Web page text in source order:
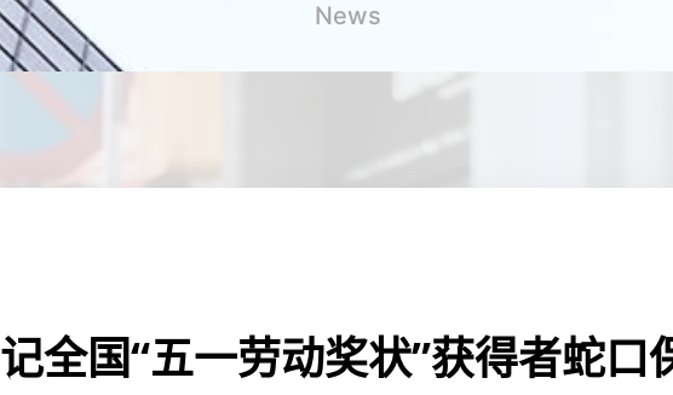
News
记全国“五一劳动奖状”获得者蛇口